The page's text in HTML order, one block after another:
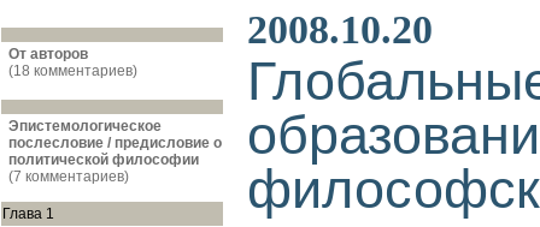
От авторов
(18 комментариев)
Эпистемологическое
послесловие / предисловие о
политической философии
(7 комментариев)
Глава 1
2008.10.20